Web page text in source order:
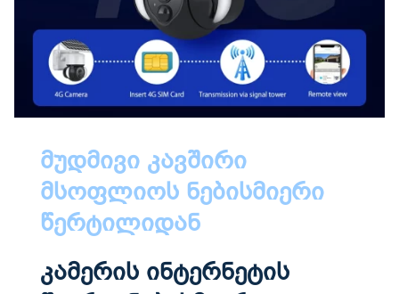
მუდმივი კავშირი
მსოფლიოს ნებისმიერი
წერტილიდან
კამერის ინტერნეტის